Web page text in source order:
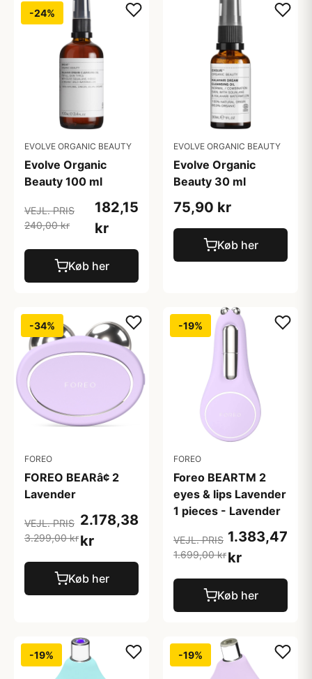
-24%
EVOLVE ORGANIC BEAUTY
Evolve Organic
Beauty 100 ml
VEJL. PRIS
240,00 kr
182,15
kr
Køb her
EVOLVE ORGANIC BEAUTY
Evolve Organic
Beauty 30 ml
75,90 kr
Køb her
-34%
FOREO
FOREO BEARâ¢ 2
Lavender
VEJL. PRIS
3.299,00 kr
2.178,38
kr
Køb her
-19%
FOREO
Foreo BEARTM 2
eyes & lips Lavender
1 pieces - Lavender
VEJL. PRIS
1.699,00 kr
1.383,47
kr
Køb her
-19% -19%